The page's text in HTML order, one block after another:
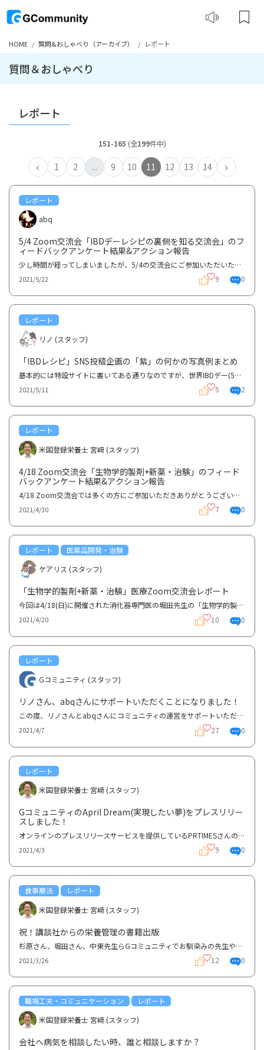
HOME 質問&おしゃべり（アーカイブ） レポート
質問＆おしゃべり
レポート
151-165 (全199件中)
‹ 1 2 ... 9 10 11 12 13 14 ›
レポート
abq
5/4 Zoom交流会「IBDデーレシピの裏側を知る交流会」のフ
ィードバックアンケート結果&アクション報告
少し時間が経ってしまいましたが、5/4の交流会にご参加いただいたみなさま、そして、アンケートにご回答...
2021/5/22 9 0
レポート
リノ (スタッフ)
「IBDレシピ」SNS投稿企画の「紫」の何かの写真例まとめ
基本的には特設サイトに書いてある通りなのですが、世界IBDデー(5月19日)に合わせて5月13日〜19日の間に...
2021/5/11 5 2
レポート
米国登録栄養士 宮﨑 (スタッフ)
4/18 Zoom交流会「生物学的製剤+新薬・治験」のフィード
バックアンケート結果&アクション報告
4/18 Zoom交流会では多くの方にご参加いただきありがとうございました！また今回のイベントに関して多く...
2021/4/30 7 0
レポート
医薬品開発・治験
ケアリス (スタッフ)
「生物学的製剤+新薬・治験」医療Zoom交流会レポート
今回は4/18(日)に開催された消化器専門医の堀田先生の「生物学的製剤と新薬・治験」に関する医療Zoom講...
2021/4/20 10 0
レポート
Gコミュニティ (スタッフ)
リノさん、abqさんにサポートいただくことになりました！
この度、リノさんとabqさんにコミュニティの運営をサポートいただくこととなりました。リノさんとabqさ...
2021/4/7 27 0
レポート
米国登録栄養士 宮﨑 (スタッフ)
GコミュニティのApril Dream(実現したい夢)をプレスリリー
スしました！
オンラインのプレスリリースサービスを提供しているPRTIMESさんの実際に叶えたい夢を発信する「April Dr...
2021/4/3 9 0
食事療法
レポート
米国登録栄養士 宮﨑 (スタッフ)
祝！講談社からの栄養管理の書籍出版
杉原さん、堀田さん、中東先生らGコミュニティでお馴染みの先生や消化器外科の先生とコラボして「潰瘍性...
2021/3/26 12 0
職場工夫・コミュニケーション
レポート
米国登録栄養士 宮﨑 (スタッフ)
会社へ病気を相談したい時、誰と相談しますか？